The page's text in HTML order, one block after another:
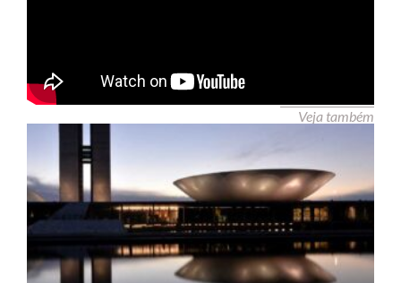
Veja também